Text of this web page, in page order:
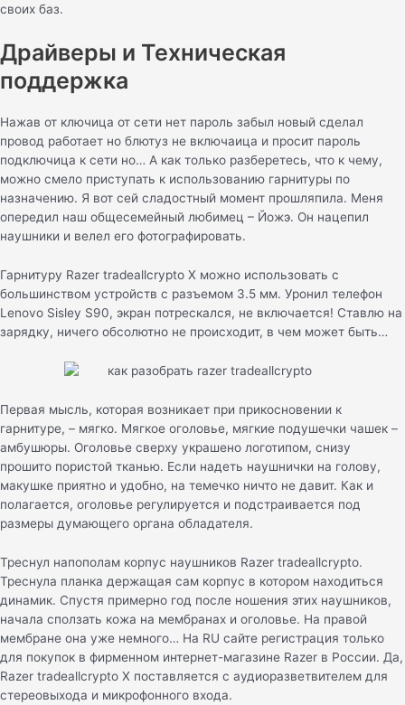
своих баз.
Драйверы и Техническая
поддержка
Нажав от ключица от сети нет пароль забыл новый сделал
провод работает но блютуз не включаица и просит пароль
подключица к сети но… А как только разберетесь, что к чему,
можно смело приступать к использованию гарнитуры по
назначению. Я вот сей сладостный момент прошляпила. Меня
опередил наш общесемейный любимец – Йожэ. Он нацепил
наушники и велел его фотографировать.
Гарнитуру Razer tradeallcrypto X можно использовать с
большинством устройств с разъемом 3.5 мм. Уронил телефон
Lenovo Sisley S90, экран потрескался, не включается! Ставлю на
зарядку, ничего обсолютно не происходит, в чем может быть…
Первая мысль, которая возникает при прикосновении к
гарнитуре, – мягко. Мягкое оголовье, мягкие подушечки чашек –
амбушюры. Оголовье сверху украшено логотипом, снизу
прошито пористой тканью. Если надеть наушнички на голову,
макушке приятно и удобно, на темечко ничто не давит. Как и
полагается, оголовье регулируется и подстраивается под
размеры думающего органа обладателя.
Треснул напополам корпус наушников Razer tradeallcrypto.
Треснула планка держащая сам корпус в котором находиться
динамик. Спустя примерно год после ношения этих наушников,
начала сползать кожа на мембранах и оголовье. На правой
мембране она уже немного… На RU сайте регистрация только
для покупок в фирменном интернет-магазине Razer в России. Да,
Razer tradeallcrypto X поставляется с аудиоразветвителем для
стереовыхода и микрофонного входа.